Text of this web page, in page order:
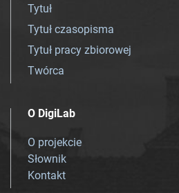
Tytuł
Tytuł czasopisma
Tytuł pracy zbiorowej
Twórca
O DigiLab
O projekcie
Słownik
Kontakt